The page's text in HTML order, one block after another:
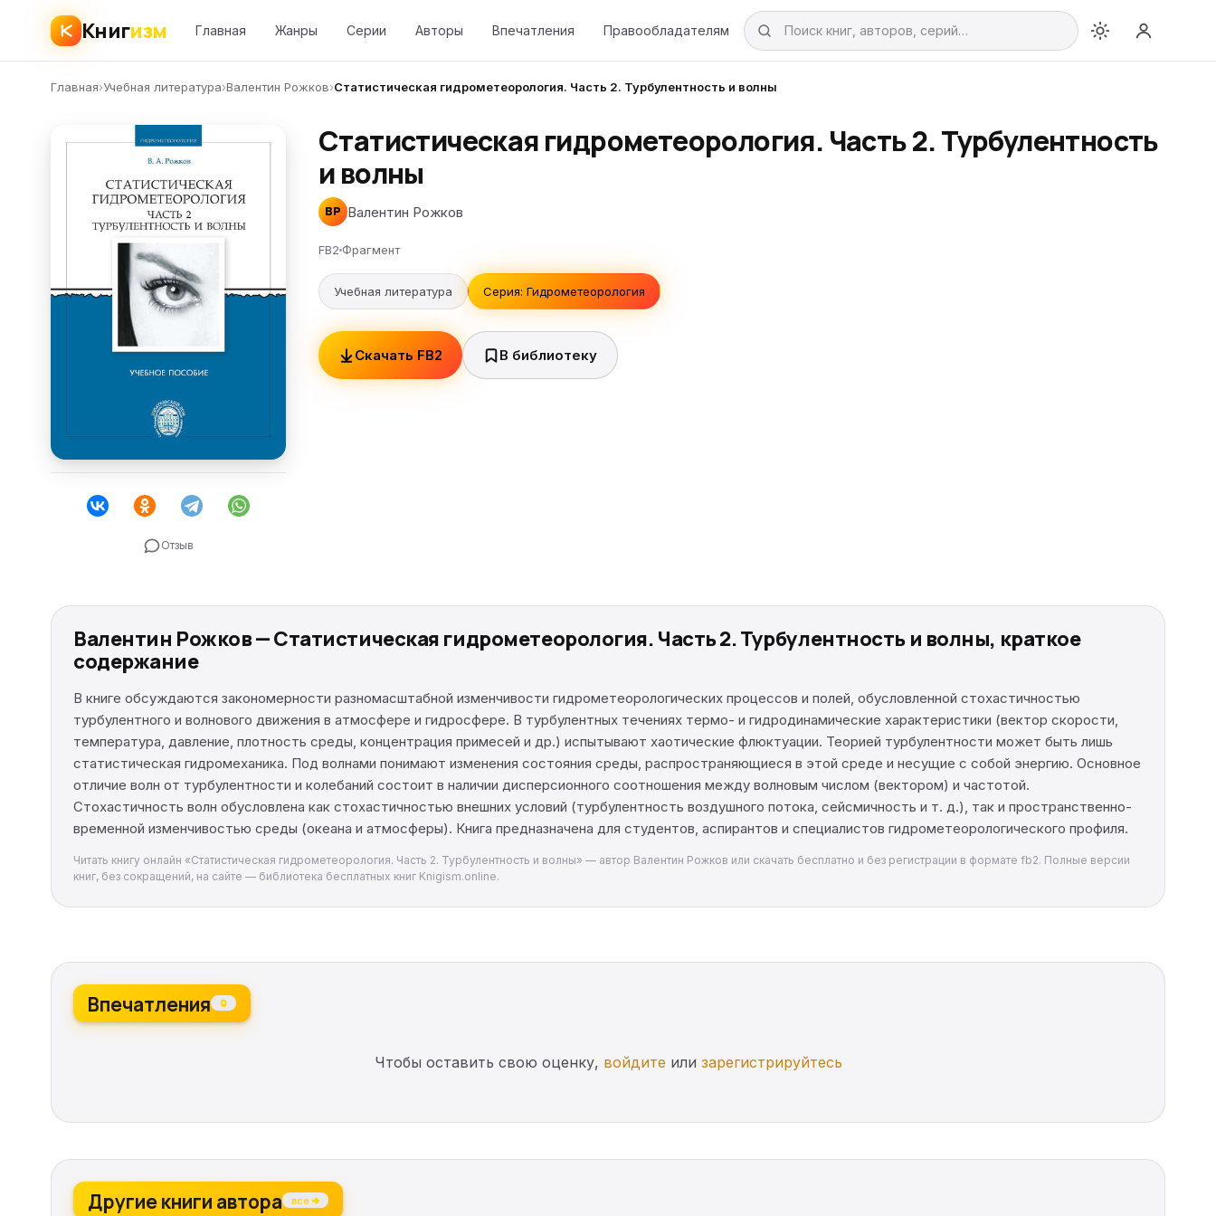
Книгизм Главная Жанры Серии Авторы Впечатления Правообладателям
Главная›Учебная литература›Валентин Рожков›Статистическая гидрометеорология. Часть 2. Турбулентность и волны
Отзыв
Статистическая гидрометеорология. Часть 2. Турбулентность
и волны
ВР Валентин Рожков
FB2 Фрагмент
Учебная литература Серия: Гидрометеорология
Скачать FB2 В библиотеку
Валентин Рожков — Статистическая гидрометеорология. Часть 2. Турбулентность и волны, краткое
содержание
В книге обсуждаются закономерности разномасштабной изменчивости гидрометеорологических процессов и полей, обусловленной стохастичностью
турбулентного и волнового движения в атмосфере и гидросфере. В турбулентных течениях термо- и гидродинамические характеристики (вектор скорости,
температура, давление, плотность среды, концентрация примесей и др.) испытывают хаотические флюктуации. Теорией турбулентности может быть лишь
статистическая гидромеханика. Под волнами понимают изменения состояния среды, распространяющиеся в этой среде и несущие с собой энергию. Основное
отличие волн от турбулентности и колебаний состоит в наличии дисперсионного соотношения между волновым числом (вектором) и частотой.
Стохастичность волн обусловлена как стохастичностью внешних условий (турбулентность воздушного потока, сейсмичность и т. д.), так и пространственно-
временной изменчивостью среды (океана и атмосферы). Книга предназначена для студентов, аспирантов и специалистов гидрометеорологического профиля.
Читать книгу онлайн «Статистическая гидрометеорология. Часть 2. Турбулентность и волны» — автор Валентин Рожков или скачать бесплатно и без регистрации в формате fb2. Полные версии
книг, без сокращений, на сайте — библиотека бесплатных книг Knigism.online.
Впечатления 0
Чтобы оставить свою оценку, войдите или зарегистрируйтесь
Другие книги автора все →